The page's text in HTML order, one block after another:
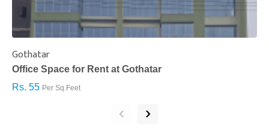
Gothatar
Office Space for Rent at Gothatar
Rs. 55 Per Sq.Feet
‹ ›